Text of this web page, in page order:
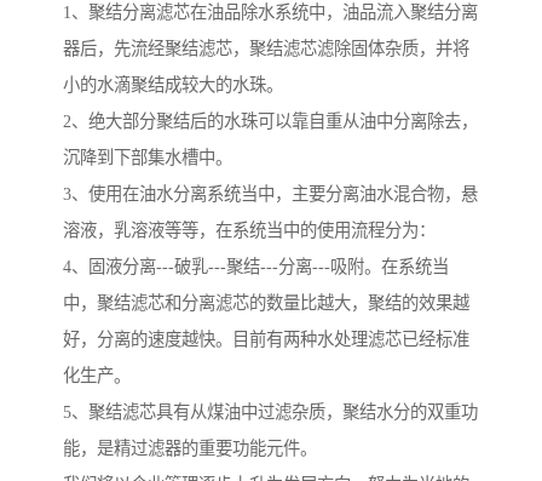
1、聚结分离滤芯在油品除水系统中，油品流入聚结分离
器后，先流经聚结滤芯，聚结滤芯滤除固体杂质，并将
小的水滴聚结成较大的水珠。
2、绝大部分聚结后的水珠可以靠自重从油中分离除去，
沉降到下部集水槽中。
3、使用在油水分离系统当中，主要分离油水混合物，悬
溶液，乳溶液等等，在系统当中的使用流程分为：
4、固液分离---破乳---聚结---分离---吸附。在系统当
中，聚结滤芯和分离滤芯的数量比越大，聚结的效果越
好，分离的速度越快。目前有两种水处理滤芯已经标准
化生产。
5、聚结滤芯具有从煤油中过滤杂质，聚结水分的双重功
能，是精过滤器的重要功能元件。